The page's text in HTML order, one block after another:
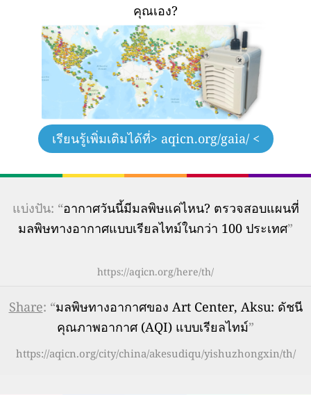
คุณเอง?
เรียนรู้เพิ่มเติมได้ที่> aqicn.org/gaia/ <
แบ่งปัน: “อากาศวันนี้มีมลพิษแค่ไหน? ตรวจสอบแผนที่
มลพิษทางอากาศแบบเรียลไทม์ในกว่า 100 ประเทศ”
https://aqicn.org/here/th/
Share: “มลพิษทางอากาศของ Art Center, Aksu: ดัชนี
คุณภาพอากาศ (AQI) แบบเรียลไทม์”
https://aqicn.org/city/china/akesudiqu/yishuzhongxin/th/